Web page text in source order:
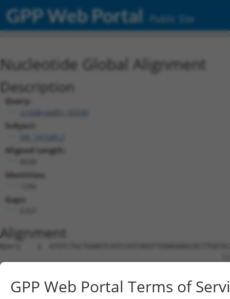
GPP Web Portal Public Site
Nucleotide Global Alignment
Description
Query:
ccsbBroadEn_02030
Subject:
Aligned Length:
Identities:
Gaps:
Alignment
Query    1  ATGTCTGCTGAAGTCATCCATCAGGTTGAAGAAGCACTTGATACAGATG----AGAAGGAGATGCTGCTCTTTT  70
                                                      |||.|.|    ||.||||.|            
Sbjct    1  ------------------------------------------ACACAAGCCATAGCAGGAAA------------  20

Query   71  TGTGCCGGGATGTTGC-----TATAGATGTGGTTC-CACCTAATGTCAGGGACCTTCTGGATATTTTACGGGAA  138
                |.|.||..||||     .|..||.|.|  || ||.||||   .||||| ||.|.|||          |..
Sbjct   21  ----CAGCGAGCTTGCAGCCTCACCGACGAG--TCTCAACTAA---AAGGGA-CTCCCGGA----------GCT  74

Query  139  AGAGGTAAGCTGTCTGTCGGGGACTTGGCTGAACTGCTCTACAGAGTGA-----GGCGATTTGAC---------  198
            ||.|||            |||||||.|||       ||| |||.|||||     |||.|||.|||         
Sbjct   75  AGGGGT------------GGGGACTCGGC-------CTC-ACACAGTGAGTGCCGGCTATTGGACTTTTGTCCA  128

Query  199  ----CTGCTCAAACGTATCTTGAAGATGGAC----AGAAAAGCTGT-GGAGA----------------------  241
                |.|||.|.||        ||.|.||||    .||..||.||| |||||                      
Sbjct  129  GTGACAGCTGAGAC--------AACAAGGACCACGGGAGGAGGTGTAGGAGAGAAGCGCCGCGAACAGCGATCG  194

Query  242  CCCA---------CCTGCT--CAGGAAC--------------CCT-CACCTTG-------TTTC----------  272
            ||||         || |||  ||||  |              ||| ||.||||       .|||          
Sbjct  195  CCCAGCACCAAGTCC-GCTTCCAGG--CTTTCGGTTTCTTTGCCTCCATCTTGGGTGCGCCTTCCCGGCGTCTA  265

Query  273  ------------------------------------------------GGACTATAGAGTGCTGATGGCAGAGA  298
                                                            ||||    ||||||||||||||||||
Sbjct  266  GGGGAGCGAAGGCTGAGGTGGCAGCGGCAGGAGAGTCCGGCCGCGACAGGAC----GAGTGCTGATGGCAGAGA  335

Query  299  TTGGTGAGGATTTGGATAAATCTGATGTGTCCTCATTAATTTTCCTCATGAAGGATTACATGGGCCGAGGCAAG  372
            ||||||||||||||||||||||||||||||||||||||||||||||||||||||||||||||||||||||||||
Sbjct  336  TTGGTGAGGATTTGGATAAATCTGATGTGTCCTCATTAATTTTCCTCATGAAGGATTACATGGGCCGAGGCAAG  409

Query  373  ATAAGCAAGGAGAAGAGTTTCTTGGACCTTGTGGTTGAGTTGGAGAAACTAAATCTGGTTGCCCCAGATCAACT  446
            ||||||||||||||||||||||||||||||||||||||||||||||||||||||||||||||||||||||||||
Sbjct  410  ATAAGCAAGGAGAAGAGTTTCTTGGACCTTGTGGTTGAGTTGGAGAAACTAAATCTGGTTGCCCCAGATCAACT  483

Query  447  GGATTTATTAGAAAAATGCCTAAAGAACATCCACAGAATAGACCTGAAGACAAAAATCCAGAAGTACAAGCAGT  520
            ||||||||||||||||||||||||||||||||||||||||||||||||||||||||||||||||||||||||||
Sbjct  484  GGATTTATTAGAAAAATGCCTAAAGAACATCCACAGAATAGACCTGAAGACAAAAATCCAGAAGTACAAGCAGT  557

Query  521  CTGTTCAAGGAGCAGGGACAAGTTACAGGAATGTTCTCCAAGCAGCAATCCAAAAGAGTCTCAAGGATCCTTCA  594
            ||||||||||||||||||||||||||||||||||||||||||||||||||||||||||||||||||||||||||
Sbjct  558  CTGTTCAAGGAGCAGGGACAAGTTACAGGAATGTTCTCCAAGCAGCAATCCAAAAGAGTCTCAAGGATCCTTCA  631

Query  595  AATAACTTCAGGCTCCATAATGGGAGAAGTAAAGAACAAAGACTTAAGGAACAGCTTGGCGCTCAACAAGAACC  668
            ||||||||||||||||||||||||||||||||||||||||||||||||||||||||||||||||||||||||||
Sbjct  632  AATAACTTCAGGCTCCATAATGGGAGAAGTAAAGAACAAAGACTTAAGGAACAGCTTGGCGCTCAACAAGAACC  705

Query  669  AGTGAAGAAATCCATTCAGGAATCAGAAGCTTTTTTGCCTCAGAGCATACCTGAAGAGAGATACAAGATGAAGA  742
            ||||||||||||||||||||||||||||||||||||||||||||||||||||||||||||||||||||||||||
Sbjct  706  AGTGAAGAAATCCATTCAGGAATCAGAAGCTTTTTTGCCTCAGAGCATACCTGAAGAGAGATACAAGATGAAGA  779

Query  743  GCAAGCCCCTAGGAATCTGCCTGATAATCGATTGCATTGGCAATGAGACAGAGCTTCTTCGAGACACCTTCACT  816
            ||||||||||||||||||||||||||||||||||||||||||||||||||||||||||||||||||||||||||
Sbjct  780  GCAAGCCCCTAGGAATCTGCCTGATAATCGATTGCATTGGCAATGAGACAGAGCTTCTTCGAGACACCTTCACT  853

Query  817  TCCCTGGGCTATGAAGTCCAGAAATTCTTGCATCTCAGTATGCATGGTATATCCCAGATTCTTGGCCAATTTGC  890
            ||||||||||||||||||||||||||||||||||||||||||||||||||||||||||||||||||||||||||
Sbjct  854  TCCCTGGGCTATGAAGTCCAGAAATTCTTGCATCTCAGTATGCATGGTATATCCCAGATTCTTGGCCAATTTGC  927

Query  891  CTGTATGCCCGAGCACCGAGACTACGACAGCTTTGTGTGTGTCCTGGTGAGCCGAGGAGGCTCCCAGAGTGTGT  964
            ||||||||||||||||||||||||||||||||||||||||||||||||||||||||||||||||||||||||||
Sbjct  928  CTGTATGCCCGAGCACCGAGACTACGACAGCTTTGTGTGTGTCCTGGTGAGCCGAGGAGGCTCCCAGAGTGTGT  1001

Query  965  ATGGTGTGGATCAGACTCACTCAGGGCTCCCCCTGCATCACATCAGGAGGATGTTCATGGGAGATTCATGCCCT  1038
            ||||||||||||||||||||||||||||||||||||||||||||||||||||||||||||||||||||||||||
Sbjct 1002  ATGGTGTGGATCAGACTCACTCAGGGCTCCCCCTGCATCACATCAGGAGGATGTTCATGGGAGATTCATGCCCT  1075

Query 1039  TATCTAGCAGGGAAGCCAAAGATGTTTTTTATTCAGAACTATGTGGTGTCAGAGGGCCAGCTGGAGGACAGCAG  1112
            ||||||||||||||||||||||||||||||||||||||||||||||||||||||||||||||||||||||||||
Sbjct 1076  TATCTAGCAGGGAAGCCAAAGATGTTTTTTATTCAGAACTATGTGGTGTCAGAGGGCCAGCTGGAGGACAGCAG  1149

Query 1113  CCTCTTGGAGGTGGATGGGCCAGCGATGAAGAATGTGGAATTCAAGGCTCAGAAGCGAGGGCTGTGCACAGTTC  1186
            ||||||||||||||||||||||||||||||||||||||||||||||||||||||||||||||||||||||||||
Sbjct 1150  CCTCTTGGAGGTGGATGGGCCAGCGATGAAGAATGTGGAATTCAAGGCTCAGAAGCGAGGGCTGTGCACAGTTC  1223

Query 1187  ACCGAGAAGCTGACTTCTTCTGGAGCCTGTGTACTGCGGACATGTCCCTGCTGGAGCAGTCTCACAGCTCACCA  1260
            ||||||||||||||||||||||||||||||||||||||||||||||||||||||||||||||||||||||||||
Sbjct 1224  ACCGAGAAGCTGACTTCTTCTGGAGCCTGTGTACTGCGGACATGTCCCTGCTGGAGCAGTCTCACAGCTCACCA  1297

Query 1261  TCCCTGTACCTGCAGTGCCTCTCCCAGAAACTGAGACAAGAA--------------------------------  1302
            ||||||||||||||||||||||||||||||||||||||||||                                
Sbjct 1298  TCCCTGTACCTGCAGTGCCTCTCCCAGAAACTGAGACAAGAAAGGGGGACAATTCCCGGAAGTGGAATTACAGA  1371

Query 1303  --------------------------------------------------------------------------  1302
                                                                                      
Sbjct 1372  GTCAAAGGACATGCATTTTTCAAGCCTCGGATGCATCTTACTAGATGTCCTATAGGATGGTCATATCAGCTTTA  1445
GPP Web Portal Terms of